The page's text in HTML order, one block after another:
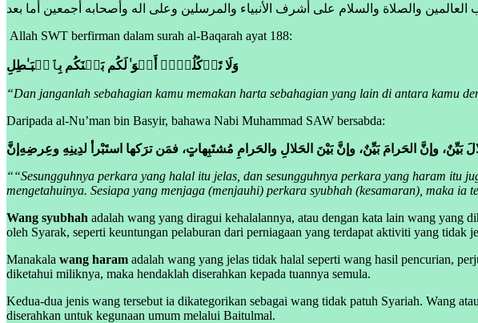
العالمين والصلاة والسلام على أشرف الأنبياء والمرسلين وعلى اله وأصحابه أجمعين أما بعد
Allah SWT berfirman dalam surah al-Baqarah ayat 188:
“Dan janganlah sebahagian kamu memakan harta sebahagian yang lain di antara kamu
Daripada al-Nu’man bin Basyir, bahawa Nabi Muhammad SAW bersabda:
إنَّ بَيِّنٌ، وإنَّ الحَرامَ بَيِّنٌ، وإنَّ بَيْنَ الحَلالِ والحَرامِ مُشتَبِهاتٍ، فمَن ترَكها استَبْرأ لدِينِهِ وعِرضِهِ
““Sesungguhnya perkara yang halal itu jelas, dan sesungguhnya perkara yang haram itu
mengetahuinya. Sesiapa yang menjaga (menjauhi) perkara syubhah (kesamaran), maka ia
Wang syubhah adalah wang yang diragui kehalalannya, atau dengan kata lain wang yang
oleh Syarak, seperti keuntungan pelaburan dari perniagaan yang terdapat aktiviti yang tidak
Manakala wang haram adalah wang yang jelas tidak halal seperti wang hasil pencurian,
diketahui miliknya, maka hendaklah diserahkan kepada tuannya semula.
Kedua-dua jenis wang tersebut ia dikategorikan sebagai wang tidak patuh Syariah. Wang
diserahkan untuk kegunaan umum melalui Baitulmal.